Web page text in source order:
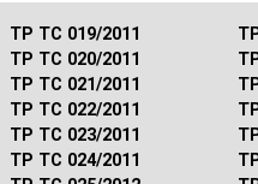
ТР ТС 019/2011
ТР ТС 020/2011
ТР ТС 021/2011
ТР ТС 022/2011
ТР ТС 023/2011
ТР ТС 024/2011